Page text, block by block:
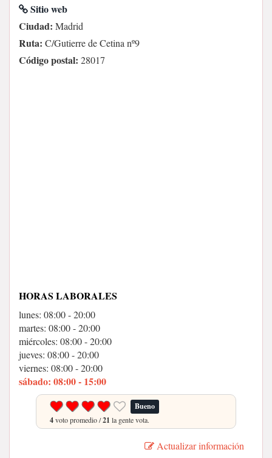
Sitio web
Ciudad: Madrid
Ruta: C/Gutierre de Cetina nº9
Código postal: 28017
HORAS LABORALES
lunes: 08:00 - 20:00
martes: 08:00 - 20:00
miércoles: 08:00 - 20:00
jueves: 08:00 - 20:00
viernes: 08:00 - 20:00
sábado: 08:00 - 15:00
Bueno
4voto promedio /21 la gente vota.
Actualizar información